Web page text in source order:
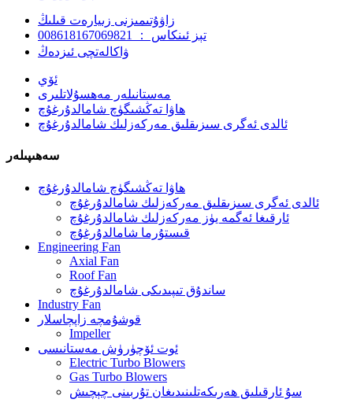
زاۋۇتىمىزنى زىيارەت قىلىڭ
تېز ئىنكاس ： 008618167069821
ۋاكالەتچى ئىزدەڭ
ئۆي
مەستانىلەر مەھسۇلاتلىرى
ھاۋا تەڭشىگۈچ شامالدۇرغۇچ
ئالدى ئەگرى سىزىقلىق مەركەزلىك شامالدۇرغۇچ
سەھىپىلەر
ھاۋا تەڭشىگۈچ شامالدۇرغۇچ
ئالدى ئەگرى سىزىقلىق مەركەزلىك شامالدۇرغۇچ
ئارقىغا ئەگمە يۈز مەركەزلىك شامالدۇرغۇچ
قىستۇرما شامالدۇرغۇچ
Engineering Fan
Axial Fan
Roof Fan
ساندۇق تىپىدىكى شامالدۇرغۇچ
Industry Fan
قوشۇمچە زاپچاسلار
Impeller
ئوت ئۆچۈرۈش مەستانىسى
Electric Turbo Blowers
Gas Turbo Blowers
سۇ ئارقىلىق ھەرىكەتلىنىدىغان تۇربىنى چېچىش